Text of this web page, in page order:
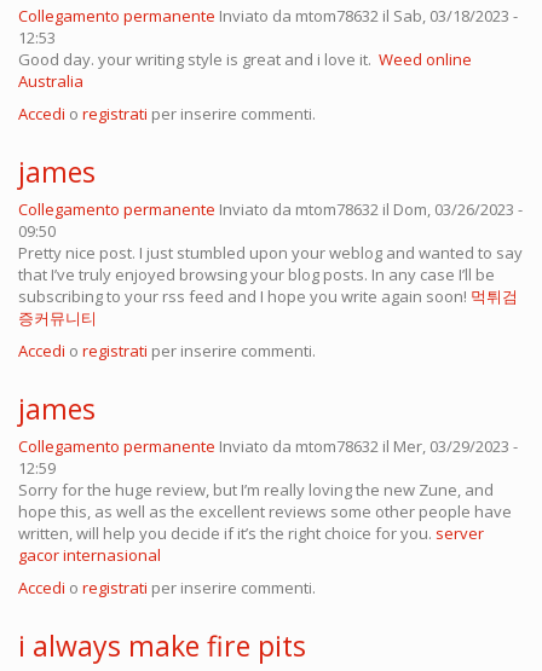
Collegamento permanente Inviato da mtom78632 il Sab, 03/18/2023 -
12:53
Good day. your writing style is great and i love it. Weed online
Australia
Accedi o registrati per inserire commenti.
james
Collegamento permanente Inviato da mtom78632 il Dom, 03/26/2023 -
09:50
Pretty nice post. I just stumbled upon your weblog and wanted to say
that I’ve truly enjoyed browsing your blog posts. In any case I’ll be
subscribing to your rss feed and I hope you write again soon! 먹튀검
증커뮤니티
Accedi o registrati per inserire commenti.
james
Collegamento permanente Inviato da mtom78632 il Mer, 03/29/2023 -
12:59
Sorry for the huge review, but I’m really loving the new Zune, and
hope this, as well as the excellent reviews some other people have
written, will help you decide if it’s the right choice for you. server
gacor internasional
Accedi o registrati per inserire commenti.
i always make fire pits